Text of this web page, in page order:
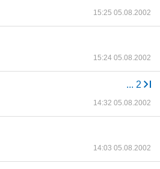
15:25 05.08.2002
15:24 05.08.2002
... 2
14:32 05.08.2002
14:03 05.08.2002